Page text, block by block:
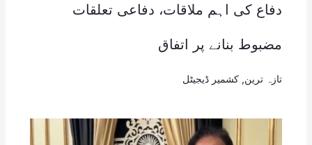
دفاع کی اہم ملاقات، دفاعی تعلقات
مضبوط بنانے پر اتفاق
تازہ ترین کشمیر ڈیجیٹل